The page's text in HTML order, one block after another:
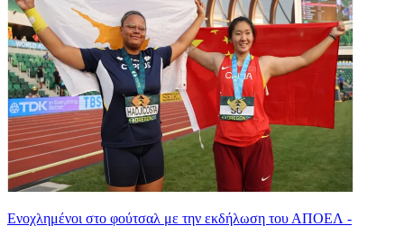
Ενοχλημένοι στο φούτσαλ με την εκδήλωση του ΑΠΟΕΛ -